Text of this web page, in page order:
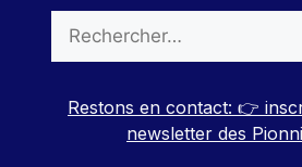
contenu
Restons en contact: 👉
newsletter des